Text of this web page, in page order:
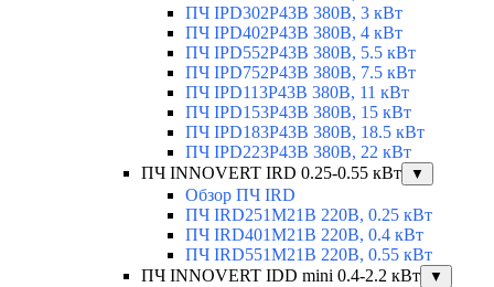
ПЧ IPD302P43B 380В, 3 кВт
ПЧ IPD402P43B 380В, 4 кВт
ПЧ IPD552P43B 380В, 5.5 кВт
ПЧ IPD752P43B 380В, 7.5 кВт
ПЧ IPD113P43B 380В, 11 кВт
ПЧ IPD153P43B 380В, 15 кВт
ПЧ IPD183P43B 380В, 18.5 кВт
ПЧ IPD223P43B 380В, 22 кВт
ПЧ INNOVERT IRD 0.25-0.55 кВт
▼
Обзор ПЧ IRD
ПЧ IRD251M21B 220В, 0.25 кВт
ПЧ IRD401M21B 220В, 0.4 кВт
ПЧ IRD551M21B 220В, 0.55 кВт
ПЧ INNOVERT IDD mini 0.4-2.2 кВт
▼